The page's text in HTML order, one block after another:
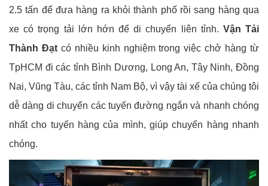
2.5 tấn để đưa hàng ra khỏi thành phố rồi sang hàng qua
xe có trọng tải lớn hớn để di chuyển liên tỉnh. Vận Tải
Thành Đạtcó nhiều kinh nghiệm trong việc chở hàng từ
TpHCM đi các tỉnh Bình Dương, Long An, Tây Ninh, Đồng
Nai, Vũng Tàu, các tỉnh Nam Bộ, vì vậy tài xế của chúng tôi
dễ dàng di chuyển các tuyến đường ngắn và nhanh chóng
nhất cho tuyến hàng của mình, giúp chuyển hàng nhanh
chóng.